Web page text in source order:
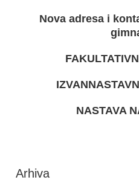
Nova adresa i
NASTAVA
Arhiva